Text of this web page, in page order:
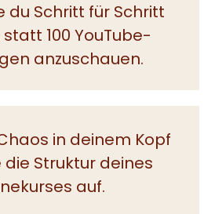
du Schritt für Schritt
100 YouTube-
anzuschauen.
in deinem Kopf
Struktur deines
auf.